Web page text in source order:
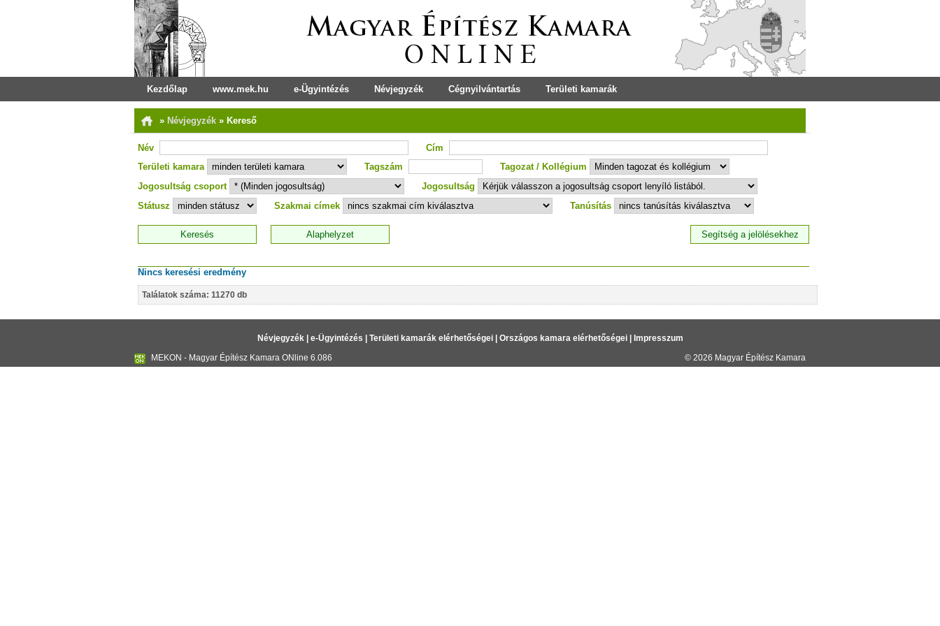
Kezdőlap www.mek.hu e-Ügyintézés Névjegyzék Cégnyilvántartás Területi kamarák
» Névjegyzék » Kereső
Név
Cím
Területi kamara
Tagszám
Tagozat / Kollégium
Jogosultság csoport
Jogosultság
Státusz
Szakmai címek Tanúsítás
Nincs keresési eredmény
Találatok száma: 11270 db
Névjegyzék| e-Ügyintézés Területi kamarák elérhetőségei| Országos kamara elérhetőségei|
Impresszum
MEKON - Magyar Építész Kamara ONline 6.086
© 2026 Magyar Építész Kamara